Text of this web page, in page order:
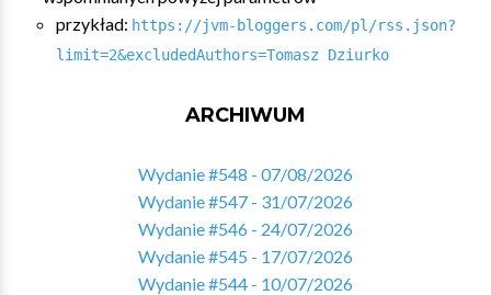
przykład: https://jvm-bloggers.com/pl/rss.json?
limit=2&excludedAuthors=Tomasz Dziurko
ARCHIWUM
Wydanie #548 - 07/08/2026
Wydanie #547 - 31/07/2026
Wydanie #546 - 24/07/2026
Wydanie #545 - 17/07/2026
Wydanie #544 - 10/07/2026